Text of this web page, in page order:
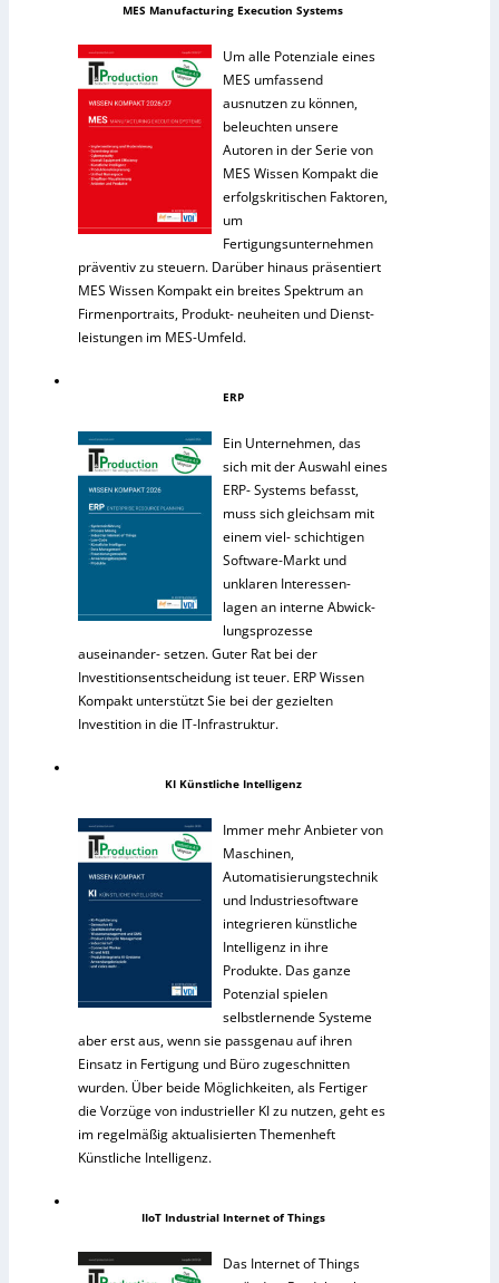
MES Manufacturing Execution Systems
Um alle Potenziale eines
MES umfassend
ausnutzen zu können,
beleuchten unsere
Autoren in der Serie von
MES Wissen Kompakt die
erfolgskritischen Faktoren,
um
Fertigungsunternehmen
präventiv zu steuern. Darüber hinaus präsentiert
MES Wissen Kompakt ein breites Spektrum an
Firmenportraits, Produkt- neuheiten und Dienst-
leistungen im MES-Umfeld.
ERP
Ein Unternehmen, das
sich mit der Auswahl eines
ERP- Systems befasst,
muss sich gleichsam mit
einem viel- schichtigen
Software-Markt und
unklaren Interessen-
lagen an interne Abwick-
lungsprozesse
auseinander- setzen. Guter Rat bei der
Investitionsentscheidung ist teuer. ERP Wissen
Kompakt unterstützt Sie bei der gezielten
Investition in die IT-Infrastruktur.
KI Künstliche Intelligenz
Immer mehr Anbieter von
Maschinen,
Automatisierungstechnik
und Industriesoftware
integrieren künstliche
Intelligenz in ihre
Produkte. Das ganze
Potenzial spielen
selbstlernende Systeme
aber erst aus, wenn sie passgenau auf ihren
Einsatz in Fertigung und Büro zugeschnitten
wurden. Über beide Möglichkeiten, als Fertiger
die Vorzüge von industrieller KI zu nutzen, geht es
im regelmäßig aktualisierten Themenheft
Künstliche Intelligenz.
IIoT Industrial Internet of Things
Das Internet of Things